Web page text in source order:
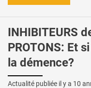
INHIBITEURS
PROTONS: Et
la démence?
Actualité publiée il y a 10